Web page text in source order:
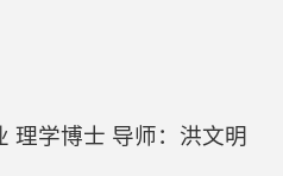
理学博士 导师：洪文明